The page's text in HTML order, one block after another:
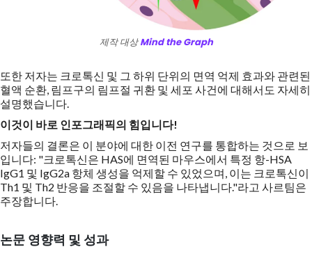
제작 대상Mind the Graph
또한 저자는 크로톡신 및 그 하위 단위의 면역 억제 효과와 관련된
혈액 순환, 림프구의 림프절 귀환 및 세포 사건에 대해서도 자세히
설명했습니다.
이것이 바로 인포그래픽의 힘입니다!
저자들의 결론은 이 분야에 대한 이전 연구를 통합하는 것으로 보
입니다: "크로톡신은 HAS에 면역된 마우스에서 특정 항-HSA
IgG1 및 IgG2a 항체 생성을 억제할 수 있었으며, 이는 크로톡신이
Th1 및 Th2 반응을 조절할 수 있음을 나타냅니다."라고 사르팀은
주장합니다.
논문 영향력 및 성과